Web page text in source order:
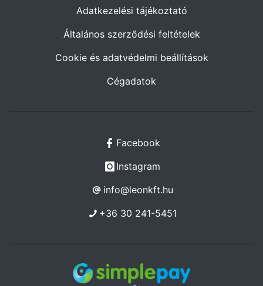
Adatkezelési tájékoztató
Általános szerződési feltételek
Cookie és adatvédelmi beállítások
Cégadatok
Facebook
Instagram
info@leonkft.hu
+36 30 241-5451